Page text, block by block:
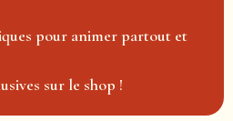
pour animer partout et
sur le shop !